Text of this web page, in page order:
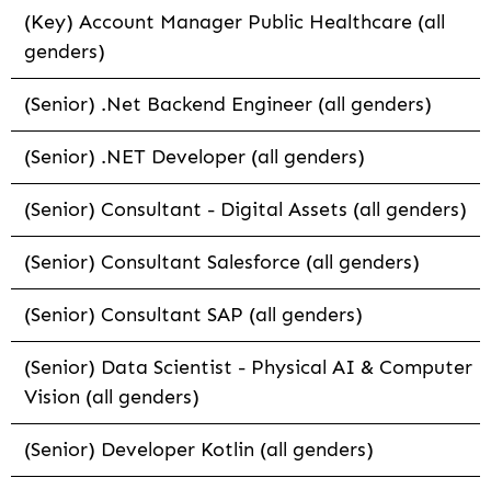
(Key) Account Manager Public Healthcare (all
genders)
(Senior) .Net Backend Engineer (all genders)
(Senior) .NET Developer (all genders)
(Senior) Consultant - Digital Assets (all genders)
(Senior) Consultant Salesforce (all genders)
(Senior) Consultant SAP (all genders)
(Senior) Data Scientist - Physical AI & Computer
Vision (all genders)
(Senior) Developer Kotlin (all genders)